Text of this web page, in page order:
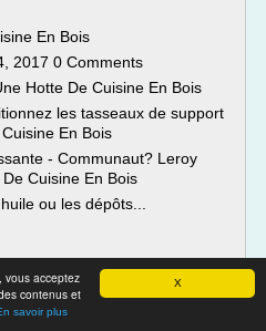
X
vous acceptez
contenus et
savoir plus
En Bois
2017 0 Comments
Hotte De Cuisine En Bois
les tasseaux de support
En Bois
- Communaut? Leroy
Cuisine En Bois
ou les dépôts...
avec retour snack,